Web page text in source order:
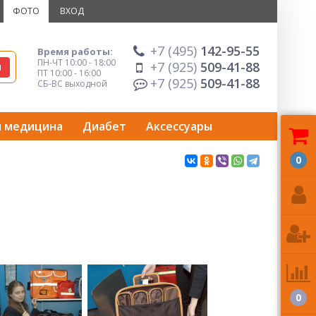
ФОТО ВХОД
Время работы:
ПН-ЧТ 10:00 - 18:00
ПТ 10:00 - 16:00
СБ-ВС выходной
+7 (495) 142-95-55
+7 (925) 509-41-88
+7 (925) 509-41-88
медицина Диабет Аксессуары
0
0